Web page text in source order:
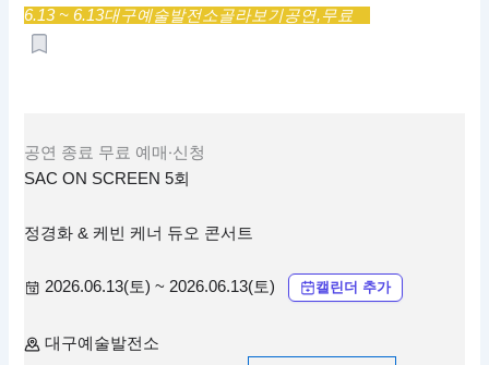
6.13 ~ 6.13대구예술발전소골라보기공연,무료
공연 종료 무료 예매·신청
SAC ON SCREEN 5회
정경화 & 케빈 케너 듀오 콘서트
2026.06.13(토) ~ 2026.06.13(토) 캘린더 추가
대구예술발전소